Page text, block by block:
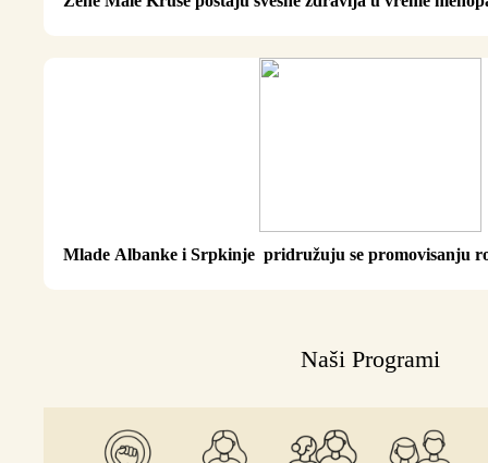
Mlade Albanke i Srpkinje pridružuju se promovisanju
Naši Programi